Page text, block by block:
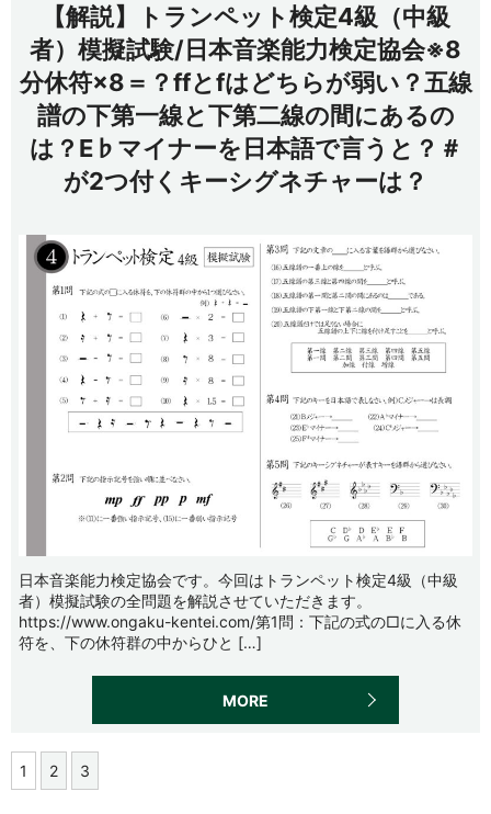
【解説】トランペット検定4級（中級
者）模擬試験/日本音楽能力検定協会※8
分休符×8＝？ffとfはどちらが弱い？五線
譜の下第一線と下第二線の間にあるの
は？E♭マイナーを日本語で言うと？＃
が2つ付くキーシグネチャーは？
日本音楽能力検定協会です。今回はトランペット検定4級（中級
者）模擬試験の全問題を解説させていただきます。
https://www.ongaku-kentei.com/第1問：下記の式の□に入る休
符を、下の休符群の中からひと […]
MORE
1 2 3